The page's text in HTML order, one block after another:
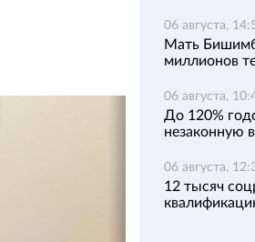
06 августа,
Мать
миллионов
06 августа,
До 120%
незаконную
06 августа,
12 тысяч